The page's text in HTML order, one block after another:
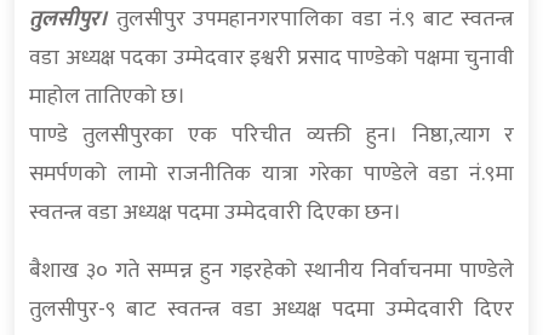
तुलसीपुर।तुलसीपुर उपमहानगरपालिका वडा नं.९ बाट स्वतन्त्र
वडा अध्यक्ष पदका उम्मेदवार इश्वरी प्रसाद पाण्डेको पक्षमा चुनावी
माहोल तातिएको छ।
पाण्डे तुलसीपुरका एक परिचीत व्यक्ती हुन। निष्ठा,त्याग र
समर्पणको लामो राजनीतिक यात्रा गरेका पाण्डेले वडा नं.९मा
स्वतन्त्र वडा अध्यक्ष पदमा उम्मेदवारी दिएका छन।
बैशाख ३० गते सम्पन्न हुन गइरहेको स्थानीय निर्वाचनमा पाण्डेले
तुलसीपुर-९ बाट स्वतन्त्र वडा अध्यक्ष पदमा उम्मेदवारी दिएर